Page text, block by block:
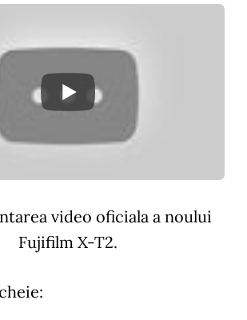
video oficiala a noului
Fujifilm X-T2.